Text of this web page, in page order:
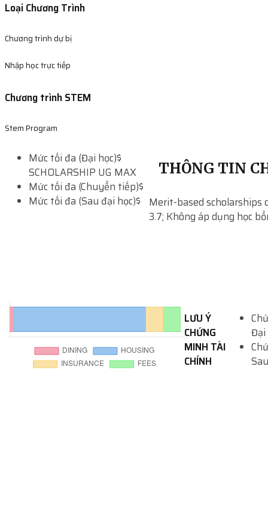
Loại Chương Trình
Chương trình dự bị
Nhập học trực tiếp
Chương trình STEM
Stem Program
Mức tối đa (Đại học)$
SCHOLARSHIP UG MAX
Mức tối đa (Chuyển tiếp)$
Mức tối đa (Sau đại học)$
THÔNG TIN
Merit-based scholarships
3.7; Không áp dụng học
LƯU Ý
CHỨNG
MINH TÀI
CHÍNH
Đại